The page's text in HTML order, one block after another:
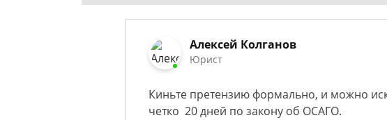
Алексей Колганов
Юрист
Киньте претензию формально, и можно
четко 20 дней по закону об ОСАГО.